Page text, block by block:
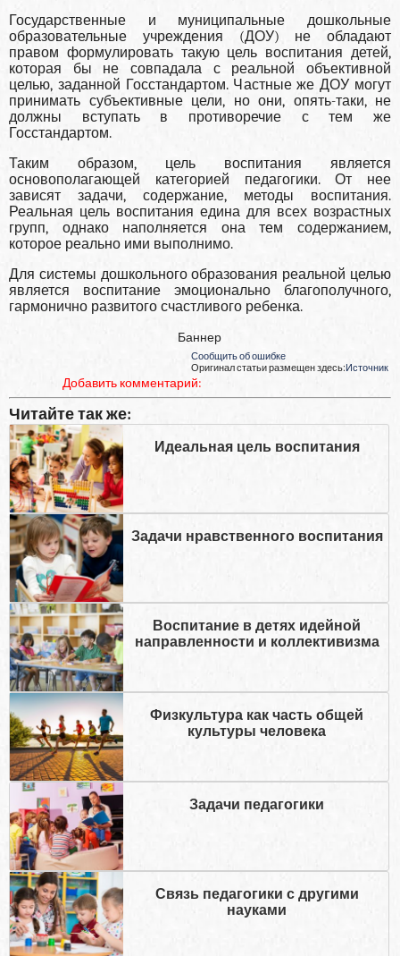
Государственные и муниципальные дошкольные
образователь­ные учреждения (ДОУ) не обладают
правом формулировать такую цель воспитания детей,
которая бы не совпадала с реальной объек­тивной
целью, заданной Госстандартом. Частные же ДОУ могут
при­нимать субъективные цели, но они, опять-таки, не
должны вступать в противоречие с тем же
Госстандартом.
Таким образом, цель воспитания является
основополагающей категорией педагогики. От нее
зависят задачи, содержание, методы воспитания.
Реальная цель воспитания едина для всех возрастных
групп, однако наполняется она тем содержанием,
которое реально ими выполнимо.
Для системы дошкольного образования реальной целью
явля­ется воспитание эмоционально благополучного,
гармонично раз­витого счастливого ребенка.
Баннер
Сообщить об ошибке
Оригинал статьи размещен здесь:Источник
Добавить комментарий:
Читайте так же:
Идеальная цель воспитания
Задачи нравственного воспитания
Воспитание в детях идейной
направленности и коллективизма
Физкультура как часть общей
культуры человека
Задачи педагогики
Связь педагогики с другими
науками